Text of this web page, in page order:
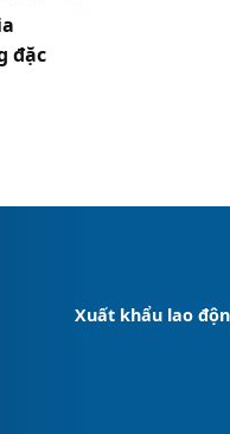
đặc
Xuất khẩu lao